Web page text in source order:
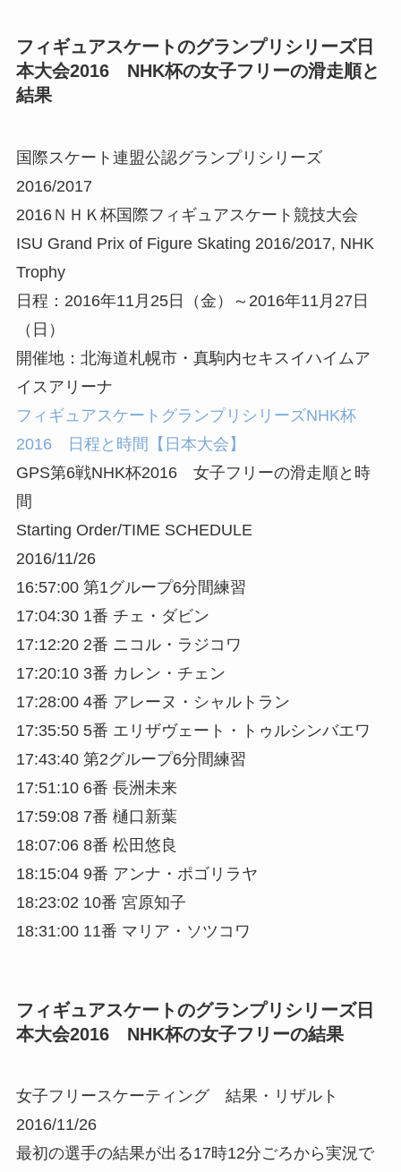
フィギュアスケートのグランプリシリーズ日
本大会2016 NHK杯の女子フリーの滑走順と
結果
国際スケート連盟公認グランプリシリーズ
2016/2017
2016ＮＨＫ杯国際フィギュアスケート競技大会
ISU Grand Prix of Figure Skating 2016/2017, NHK
Trophy
日程：2016年11月25日（金）～2016年11月27日
（日）
開催地：北海道札幌市・真駒内セキスイハイムア
イスアリーナ
フィギュアスケートグランプリシリーズNHK杯
2016 日程と時間【日本大会】
GPS第6戦NHK杯2016 女子フリーの滑走順と時
間
Starting Order/TIME SCHEDULE
2016/11/26
16:57:00 第1グループ6分間練習
17:04:30 1番 チェ・ダビン
17:12:20 2番 ニコル・ラジコワ
17:20:10 3番 カレン・チェン
17:28:00 4番 アレーヌ・シャルトラン
17:35:50 5番 エリザヴェート・トゥルシンバエワ
17:43:40 第2グループ6分間練習
17:51:10 6番 長洲未来
17:59:08 7番 樋口新葉
18:07:06 8番 松田悠良
18:15:04 9番 アンナ・ポゴリラヤ
18:23:02 10番 宮原知子
18:31:00 11番 マリア・ソツコワ
フィギュアスケートのグランプリシリーズ日
本大会2016 NHK杯の女子フリーの結果
女子フリースケーティング 結果・リザルト
2016/11/26
最初の選手の結果が出る17時12分ごろから実況で